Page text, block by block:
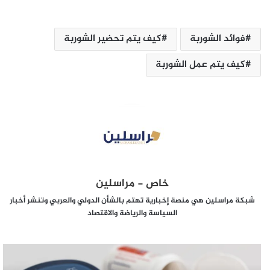
فوائد الشوربة
كيف يتم تحضير الشوربة
كيف يتم عمل الشوربة
خاص - مراسلين
شبكة مراسلين هي منصة إخبارية تهتم بالشأن الدولي والعربي وتنشر أخبار
السياسة والرياضة والاقتصاد